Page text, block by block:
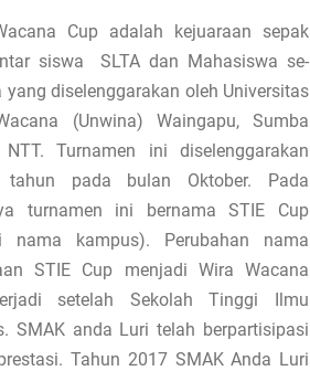
Cup adalah kejuaraan sepak
siswa SLTA dan Mahasiswa se-
yang diselenggarakan oleh Universitas
(Unwina) Waingapu, Sumba
NTT. Turnamen ini diselenggarakan
tahun pada bulan Oktober. Pada
turnamen ini bernama STIE Cup
nama kampus). Perubahan nama
STIE Cup menjadi Wira Wacana
setelah Sekolah Tinggi Ilmu
SMAK anda Luri telah berpartisipasi
Tahun 2017 SMAK Anda Luri